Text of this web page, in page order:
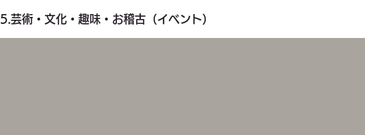
5.芸術・文化・趣味・お稽古（イベント）